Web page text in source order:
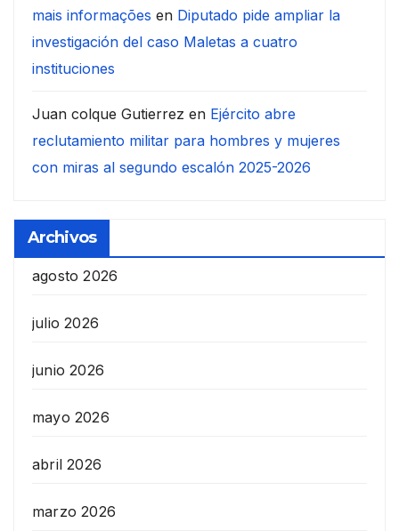
mais informações en Diputado pide ampliar la
investigación del caso Maletas a cuatro
instituciones
Juan colque Gutierrez en Ejército abre
reclutamiento militar para hombres y mujeres
con miras al segundo escalón 2025-2026
Archivos
agosto 2026
julio 2026
junio 2026
mayo 2026
abril 2026
marzo 2026